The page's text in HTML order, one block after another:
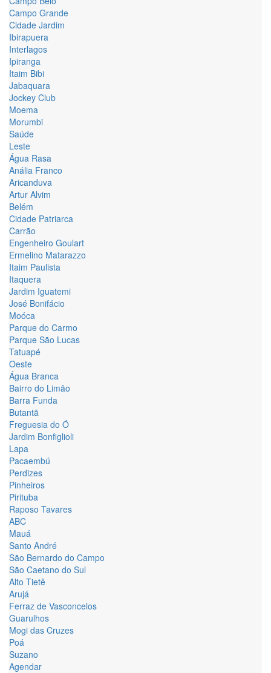
Campo Grande
Cidade Jardim
Ibirapuera
Interlagos
Ipiranga
Itaim Bibi
Jabaquara
Jockey Club
Moema
Morumbi
Saúde
Leste
Água Rasa
Anália Franco
Aricanduva
Artur Alvim
Belém
Cidade Patriarca
Carrão
Engenheiro Goulart
Ermelino Matarazzo
Itaim Paulista
Itaquera
Jardim Iguatemi
José Bonifácio
Moóca
Parque do Carmo
Parque São Lucas
Tatuapé
Oeste
Água Branca
Bairro do Limão
Barra Funda
Butantã
Freguesia do Ó
Jardim Bonfiglioli
Lapa
Pacaembú
Perdizes
Pinheiros
Pirituba
Raposo Tavares
ABC
Mauá
Santo André
São Bernardo do Campo
São Caetano do Sul
Alto Tietê
Arujá
Ferraz de Vasconcelos
Guarulhos
Mogi das Cruzes
Poá
Suzano
Agendar